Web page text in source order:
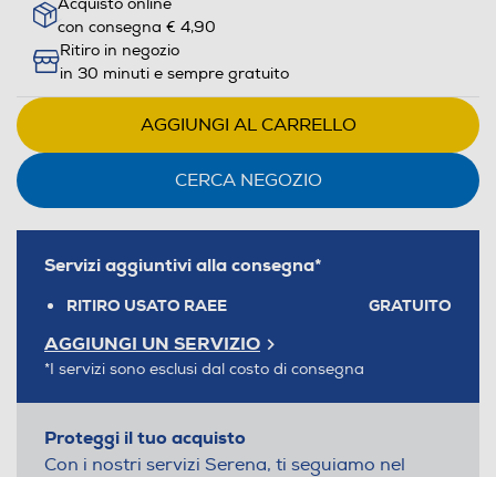
Acquisto online
con consegna € 4,90
Ritiro in negozio
in 30 minuti e sempre gratuito
AGGIUNGI AL CARRELLO
CERCA NEGOZIO
Servizi aggiuntivi alla consegna*
RITIRO USATO RAEE GRATUITO
AGGIUNGI UN SERVIZIO
*I servizi sono esclusi dal costo di consegna
Proteggi il tuo acquisto
Con i nostri servizi Serena, ti seguiamo nel